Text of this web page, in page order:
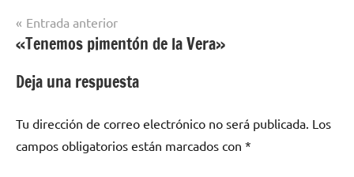
Navegación
de
entradas
Entrada anterior
«Tenemos pimentón de la Vera»
Deja una respuesta
Tu dirección de correo electrónico no será publicada. Los
campos obligatorios están marcados con *